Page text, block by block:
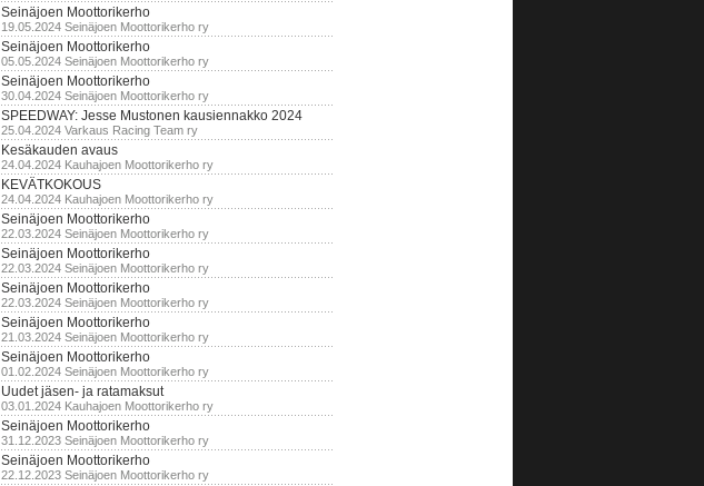
Seinäjoen Moottorikerho
19.05.2024 Seinäjoen Moottorikerho ry
Seinäjoen Moottorikerho
05.05.2024 Seinäjoen Moottorikerho ry
Seinäjoen Moottorikerho
30.04.2024 Seinäjoen Moottorikerho ry
SPEEDWAY: Jesse Mustonen kausiennakko 2024
25.04.2024 Varkaus Racing Team ry
Kesäkauden avaus
24.04.2024 Kauhajoen Moottorikerho ry
KEVÄTKOKOUS
24.04.2024 Kauhajoen Moottorikerho ry
Seinäjoen Moottorikerho
22.03.2024 Seinäjoen Moottorikerho ry
Seinäjoen Moottorikerho
22.03.2024 Seinäjoen Moottorikerho ry
Seinäjoen Moottorikerho
22.03.2024 Seinäjoen Moottorikerho ry
Seinäjoen Moottorikerho
21.03.2024 Seinäjoen Moottorikerho ry
Seinäjoen Moottorikerho
01.02.2024 Seinäjoen Moottorikerho ry
Uudet jäsen- ja ratamaksut
03.01.2024 Kauhajoen Moottorikerho ry
Seinäjoen Moottorikerho
31.12.2023 Seinäjoen Moottorikerho ry
Seinäjoen Moottorikerho
22.12.2023 Seinäjoen Moottorikerho ry